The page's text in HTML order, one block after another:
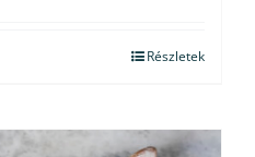
Részletek